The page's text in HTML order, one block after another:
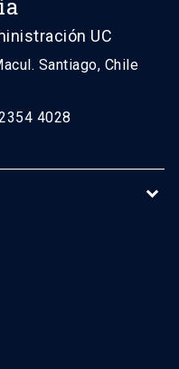
UC
Santiago, Chile
4028